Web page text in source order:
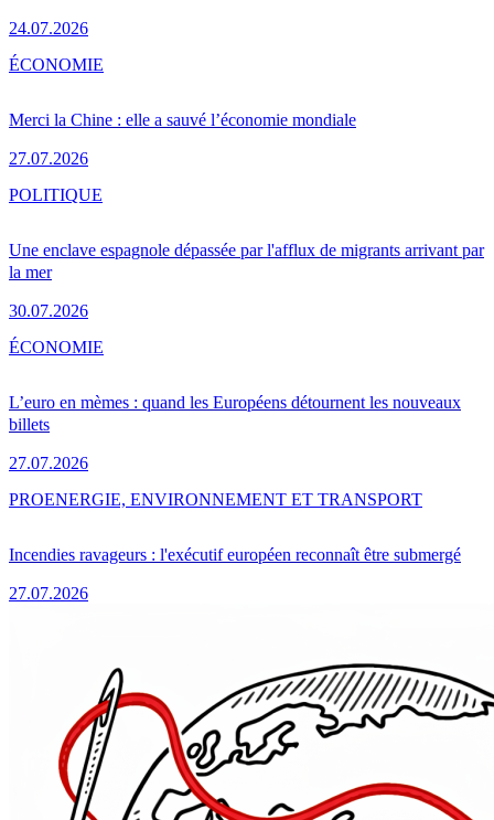
24.07.2026
Merci la Chine : elle a sauvé l’économie mondiale
27.07.2026
ÉCONOMIE
Une enclave espagnole dépassée par l'afflux de migrants arrivant par
la mer
30.07.2026
POLITIQUE
L’euro en mèmes : quand les Européens détournent les nouveaux
billets
27.07.2026
ÉCONOMIE
Incendies ravageurs : l'exécutif européen reconnaît être submergé
27.07.2026
PROENERGIE, ENVIRONNEMENT ET TRANSPORT